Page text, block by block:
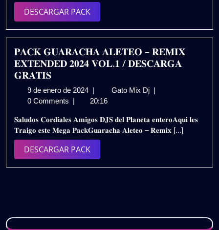
𝐆𝐑𝐀𝐓𝐈𝐒
DESCARGAR PACKDESCARGAR
PACK
𝐏𝐀𝐂𝐊 𝐆𝐔𝐀𝐑𝐀𝐂𝐇𝐀 𝐀𝐋𝐄𝐓𝐄𝐎 – 𝐑𝐄𝐌𝐈𝐗
𝐄𝐗𝐓𝐄𝐍𝐃𝐄𝐃 𝟐𝟎𝟐𝟒 𝐕𝐎𝐋.𝟏 / 𝐃𝐄𝐒𝐂𝐀𝐑𝐆𝐀
𝐆𝐑𝐀𝐓𝐈𝐒
9 de enero de 2024 9
de
de
2024
Gato Mix Dj 𝐏𝐀𝐂𝐊
–
𝐑𝐄𝐌𝐈𝐗
𝐕𝐎𝐋.𝟏
0 Comments
20:16
𝐒𝐚𝐥𝐮𝐝𝐨𝐬 𝐂𝐨𝐫𝐝𝐢𝐚𝐥𝐞𝐬 𝐀𝐦𝐢𝐠𝐨𝐬 𝐃𝐉𝐒 𝐝𝐞𝐥 𝐏𝐥𝐚𝐧𝐞𝐭𝐚 𝐞𝐧𝐭𝐞𝐫𝐨𝐀𝐪𝐮𝐢 𝐥𝐞𝐬
𝐓𝐫𝐚𝐢𝐠𝐨 𝐞𝐬𝐭𝐞 𝐌𝐞𝐠𝐚 𝐏𝐚𝐜𝐤𝐆𝐮𝐚𝐫𝐚𝐜𝐡𝐚 𝐀𝐥𝐞𝐭𝐞𝐨 – 𝐑𝐞𝐦𝐢𝐱 [...]
DESCARGAR PACKDESCARGAR
PACK